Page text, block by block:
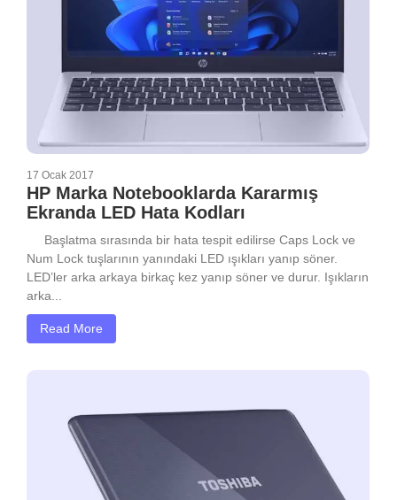
17 Ocak 2017
HP Marka Notebooklarda Kararmış
Ekranda LED Hata Kodları
Başlatma sırasında bir hata tespit edilirse Caps Lock ve
Num Lock tuşlarının yanındaki LED ışıkları yanıp söner.
LED’ler arka arkaya birkaç kez yanıp söner ve durur. Işıkların
arka...
Read More